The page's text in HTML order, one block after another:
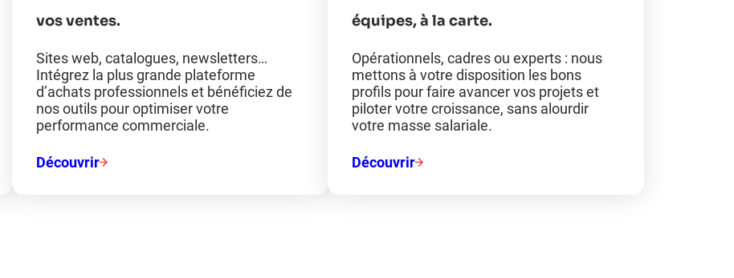
vos ventes​.
Sites web, catalogues, newsletters…​
Intégrez la plus grande plateforme
d’achats professionnels et bénéficiez de
nos outils pour optimiser votre
performance commerciale.
Découvrir
équipes, à la carte.
Opérationnels, cadres ou experts : nous
mettons à votre disposition les bons
profils pour faire avancer vos projets et
piloter votre croissance, sans alourdir
votre masse salariale.
Découvrir